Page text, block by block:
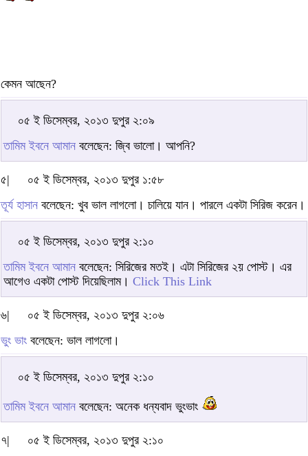
কেমন আছেন?
০৫ ই ডিসেম্বর, ২০১৩ দুপুর ২:০৯
তামিম ইবনে আমান বলেছেন: জ্বি ভালো। আপনি?
৫|
০৫ ই ডিসেম্বর, ২০১৩ দুপুর ১:৫৮
তূর্য হাসান বলেছেন: খুব ভাল লাগলো। চালিয়ে যান। পারলে একটা সিরিজ করেন।
০৫ ই ডিসেম্বর, ২০১৩ দুপুর ২:১০
তামিম ইবনে আমান বলেছেন: সিরিজের মতই। এটা সিরিজের ২য় পোস্ট। এর
আগেও একটা পোস্ট দিয়েছিলাম। Click This Link
৬|
০৫ ই ডিসেম্বর, ২০১৩ দুপুর ২:০৬
ভুং ভাং বলেছেন: ভাল লাগলো।
০৫ ই ডিসেম্বর, ২০১৩ দুপুর ২:১০
তামিম ইবনে আমান বলেছেন: অনেক ধন্যবাদ ভুংভাং
৭|
০৫ ই ডিসেম্বর, ২০১৩ দুপুর ২:১০